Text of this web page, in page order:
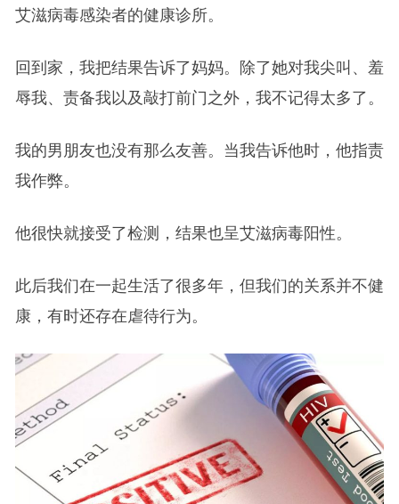
艾滋病毒感染者的健康诊所。
回到家，我把结果告诉了妈妈。除了她对我尖叫、羞
辱我、责备我以及敲打前门之外，我不记得太多了。
我的男朋友也没有那么友善。当我告诉他时，他指责
我作弊。
他很快就接受了检测，结果也呈艾滋病毒阳性。
此后我们在一起生活了很多年，但我们的关系并不健
康，有时还存在虐待行为。